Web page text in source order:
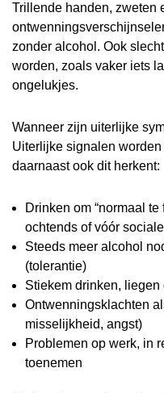
Trillende handen, zweten
zonder alcohol. Ook
worden, zoals vaker iets
ongelukjes.
Wanneer zijn uiterlijke
Uiterlijke signalen
daarnaast ook dit herkent:
Drinken om “normaal
ochtends of vóór
Steeds meer alcohol
(tolerantie)
Stiekem drinken,
Ontwenningsklachten
misselijkheid, angst)
Problemen op werk, in
toenemen